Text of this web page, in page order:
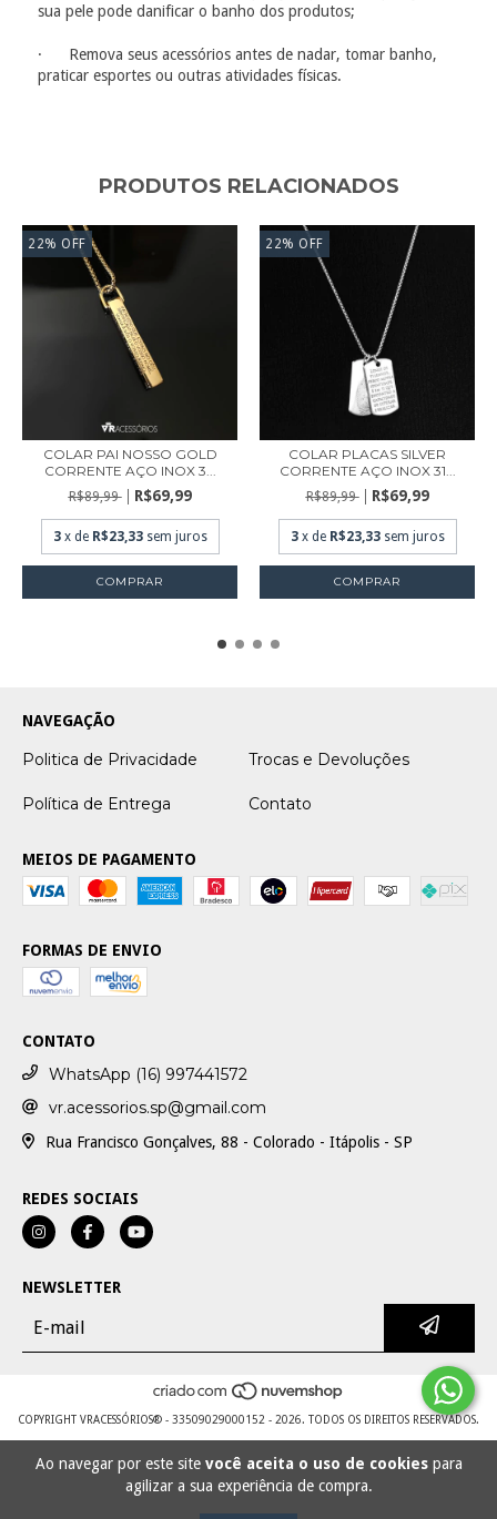
Ao navegar por este site você aceita o uso de cookiespara
agilizar a sua experiência de compra.
sua pele pode danificar o banho dos produtos;
· Remova seus acessórios antes de nadar, tomar banho,
praticar esportes ou outras atividades físicas.
PRODUTOS RELACIONADOS
22% OFF
COLAR PAI NOSSO GOLD
CORRENTE AÇO INOX 3...
R$89,99 R$69,99
3 x de R$23,33 sem juros
COMPRAR
22% OFF
COLAR PLACAS SILVER
CORRENTE AÇO INOX 31...
R$89,99 R$69,99
3 x de R$23,33 sem juros
COMPRAR
NAVEGAÇÃO
Politica de Privacidade Trocas e Devoluções
Política de Entrega Contato
MEIOS DE PAGAMENTO
FORMAS DE ENVIO
CONTATO
WhatsApp (16) 997441572
vr.acessorios.sp@gmail.com
Rua Francisco Gonçalves, 88 - Colorado - Itápolis - SP
REDES SOCIAIS
NEWSLETTER
COPYRIGHT VRACESSÓRIOS® - 33509029000152 - 2026. TODOS OS DIREITOS RESERVADOS.